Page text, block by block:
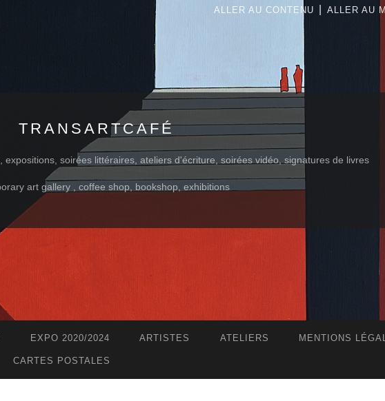
ALLER AU CONTENU ALLER AU
TRANSARTCAFÉ
soirées littéraires, ateliers d'écriture, soirées vidéo, signatures de livres
art gallery , coffee shop, bookshop, exhibitions
EXPO 2020/2024 ARTISTES ATELIERS MENTIONS
CARTES POSTALES